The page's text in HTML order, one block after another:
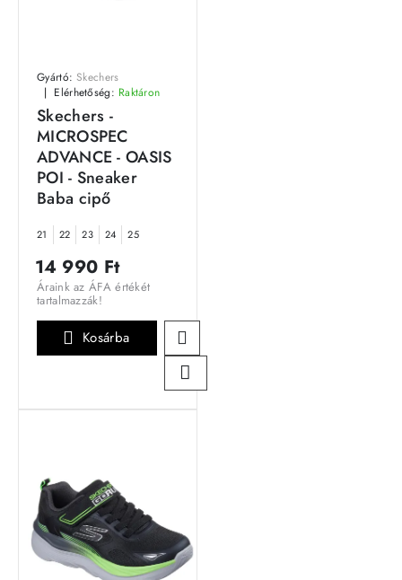
Gyártó: Skechers
Elérhetőség: Raktáron
Skechers -
MICROSPEC
ADVANCE - OASIS
POI - Sneaker
Baba cipő
21 22 23 24 25
14 990 Ft
Áraink az ÁFA értékét
tartalmazzák!
Kosárba